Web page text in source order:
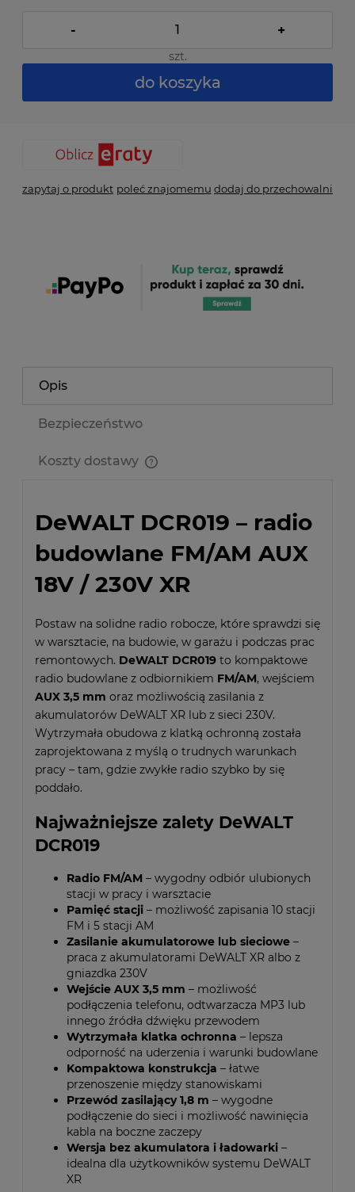
- +
szt.
do koszyka
zapytaj o produkt poleć znajomemu dodaj do przechowalni
Opis
Bezpieczeństwo
Koszty dostawy
DeWALT DCR019 – radio
budowlane FM/AM AUX
18V / 230V XR
Postaw na solidne radio robocze, które sprawdzi się
w warsztacie, na budowie, w garażu i podczas prac
remontowych. DeWALT DCR019 to kompaktowe
radio budowlane z odbiornikiem FM/AM, wejściem
AUX 3,5 mm oraz możliwością zasilania z
akumulatorów DeWALT XR lub z sieci 230V.
Wytrzymała obudowa z klatką ochronną została
zaprojektowana z myślą o trudnych warunkach
pracy – tam, gdzie zwykłe radio szybko by się
poddało.
Najważniejsze zalety DeWALT
DCR019
Radio FM/AM – wygodny odbiór ulubionych
stacji w pracy i warsztacie
Pamięć stacji – możliwość zapisania 10 stacji
FM i 5 stacji AM
Zasilanie akumulatorowe lub sieciowe –
praca z akumulatorami DeWALT XR albo z
gniazdka 230V
Wejście AUX 3,5 mm – możliwość
podłączenia telefonu, odtwarzacza MP3 lub
innego źródła dźwięku przewodem
Wytrzymała klatka ochronna – lepsza
odporność na uderzenia i warunki budowlane
Kompaktowa konstrukcja – łatwe
przenoszenie między stanowiskami
Przewód zasilający 1,8 m – wygodne
podłączenie do sieci i możliwość nawinięcia
kabla na boczne zaczepy
Wersja bez akumulatora i ładowarki –
idealna dla użytkowników systemu DeWALT
XR